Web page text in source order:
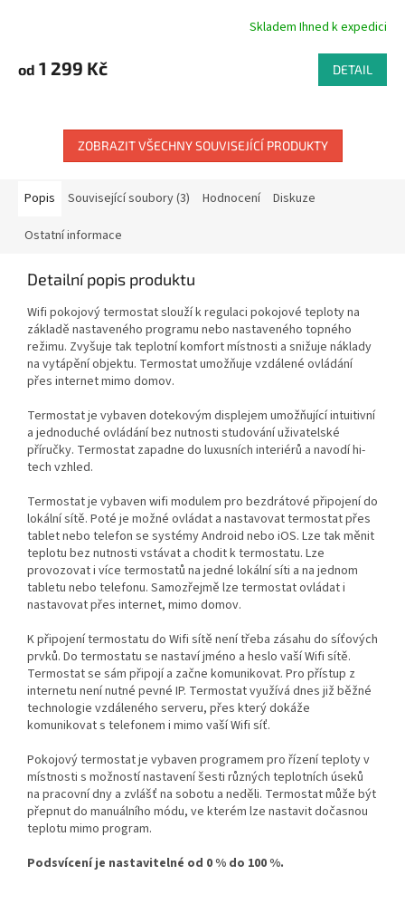
produktu
je
Skladem Ihned k expedici
od 1 299 Kč DETAIL
ZOBRAZIT VŠECHNY SOUVISEJÍCÍ PRODUKTY
Popis Související soubory (3) Hodnocení Diskuze
Ostatní informace
Detailní popis produktu
Wifi pokojový termostat slouží k regulaci pokojové teploty na
základě nastaveného programu nebo nastaveného topného
režimu. Zvyšuje tak teplotní komfort místnosti a snižuje náklady
na vytápění objektu. Termostat umožňuje vzdálené ovládání
přes internet mimo domov.
Termostat je vybaven dotekovým displejem umožňující intuitivní
a jednoduché ovládání bez nutnosti studování uživatelské
příručky. Termostat zapadne do luxusních interiérů a navodí hi-
tech vzhled.
Termostat je vybaven wifi modulem pro bezdrátové připojení do
lokální sítě. Poté je možné ovládat a nastavovat termostat přes
tablet nebo telefon se systémy Android nebo iOS. Lze tak měnit
teplotu bez nutnosti vstávat a chodit k termostatu. Lze
provozovat i více termostatů na jedné lokální síti a na jednom
tabletu nebo telefonu. Samozřejmě lze termostat ovládat i
nastavovat přes internet, mimo domov.
K připojení termostatu do Wifi sítě není třeba zásahu do síťových
prvků. Do termostatu se nastaví jméno a heslo vaší Wifi sítě.
Termostat se sám připojí a začne komunikovat. Pro přístup z
internetu není nutné pevné IP. Termostat využívá dnes již běžné
technologie vzdáleného serveru, přes který dokáže
komunikovat s telefonem i mimo vaší Wifi síť.
Pokojový termostat je vybaven programem pro řízení teploty v
místnosti s možností nastavení šesti různých teplotních úseků
na pracovní dny a zvlášť na sobotu a neděli. Termostat může být
přepnut do manuálního módu, ve kterém lze nastavit dočasnou
teplotu mimo program.
Podsvícení je nastavitelné od 0 % do 100 %.